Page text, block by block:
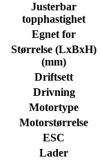
Justerbar
topphastighet
Egnet for
Størrelse (LxBxH)
(mm)
Driftsett
Drivning
Motortype
Motorstørrelse
ESC
Lader